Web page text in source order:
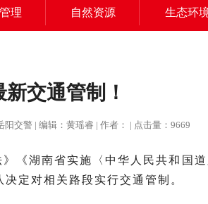
理 自然资源 生态环
交通管制！
交警 | 编辑：黄瑶睿 | 作者： | 点击量：9669
《湖南省实施〈中华人民共和国
定对相关路段实行交通管制。